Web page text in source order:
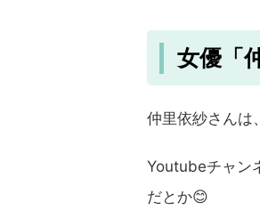
女優「
仲里依紗さんは
Youtubeチャン
だとか😊